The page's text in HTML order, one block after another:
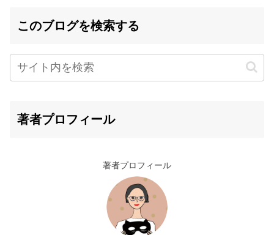
このブログを検索する
著者プロフィール
著者プロフィール